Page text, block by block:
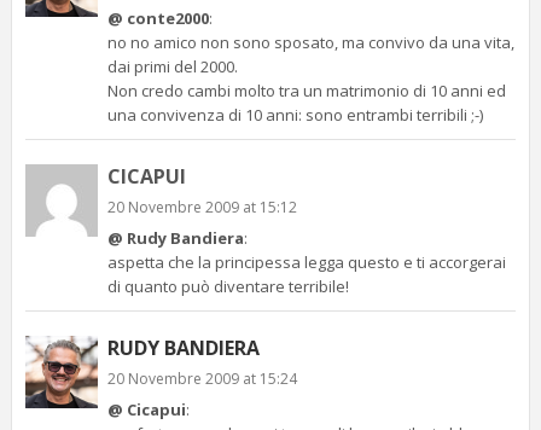
@ conte2000:
no no amico non sono sposato, ma convivo da una vita,
dai primi del 2000.
Non credo cambi molto tra un matrimonio di 10 anni ed
una convivenza di 10 anni: sono entrambi terribili ;-)
CICAPUI
20 Novembre 2009 at 15:12
@ Rudy Bandiera:
aspetta che la principessa legga questo e ti accorgerai
di quanto può diventare terribile!
RUDY BANDIERA
20 Novembre 2009 at 15:24
@ Cicapui: